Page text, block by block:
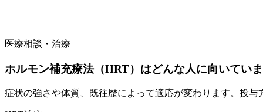
医療相談・治療
ホルモン補充療法（HRT）はどんな人に向いてい
症状の強さや体質、既往歴によって適応が変わります。投